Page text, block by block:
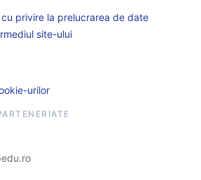
privire la prelucrarea de date
site-ului
urilor